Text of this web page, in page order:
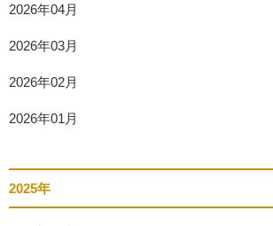
2026年04月
2026年03月
2026年02月
2026年01月
2025年